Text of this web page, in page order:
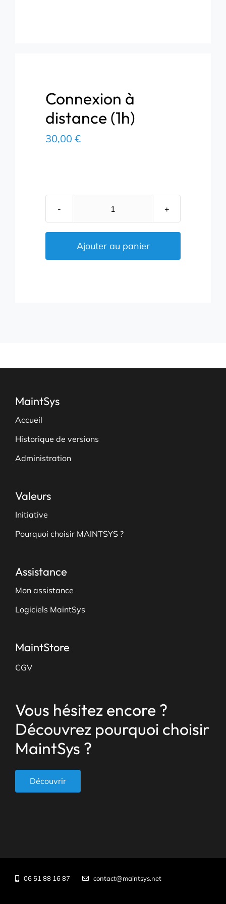
Connexion à
distance (1h)
30,00 €
quantité
Connexion
à
Ajouter au panier
MaintSys
Accueil
Historique de versions
Administration
Valeurs
Initiative
Pourquoi choisir MAINTSYS ?
Assistance
Mon assistance
Logiciels MaintSys
MaintStore
CGV
Vous hésitez encore ?
Découvrez pourquoi choisir
MaintSys ?
Découvrir
06 51 88 16 87 contact@maintsys.net